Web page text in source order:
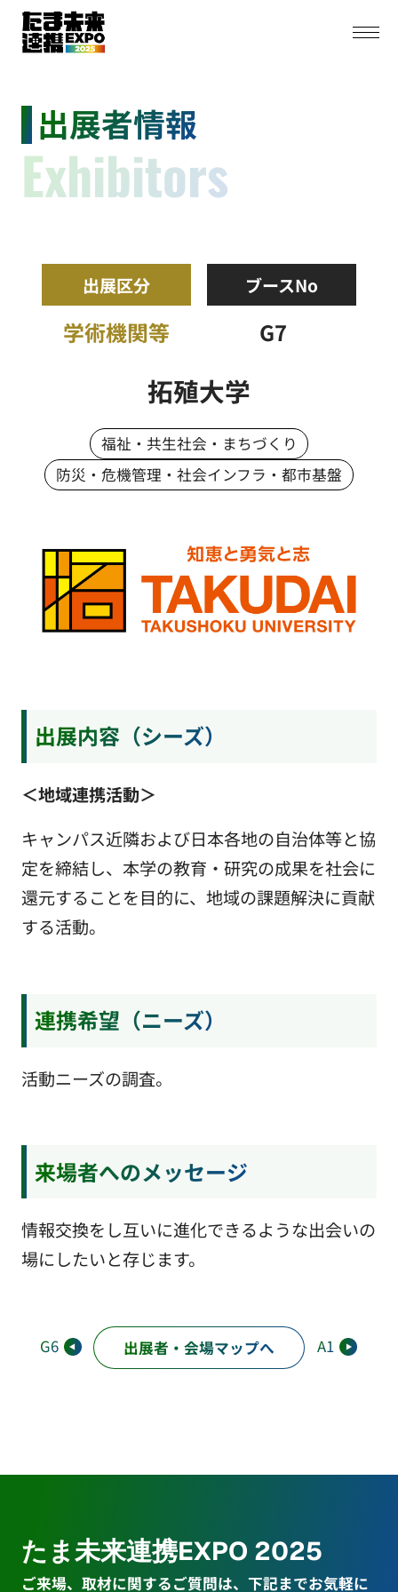
出展者情報
Exhibitors
出展区分
学術機関等
ブースNo
G7
拓殖大学
福祉・共生社会・まちづくり
防災・危機管理・社会インフラ・都市基盤
出展内容（シーズ）
＜地域連携活動＞
キャンパス近隣および日本各地の自治体等と協
定を締結し、本学の教育・研究の成果を社会に
還元することを目的に、地域の課題解決に貢献
する活動。
連携希望（ニーズ）
活動ニーズの調査。
来場者へのメッセージ
情報交換をし互いに進化できるような出会いの
場にしたいと存じます。
G6 出展者・会場マップへ A1
たま未来連携EXPO 2025
ご来場、取材に関するご質問は、下記までお気軽に